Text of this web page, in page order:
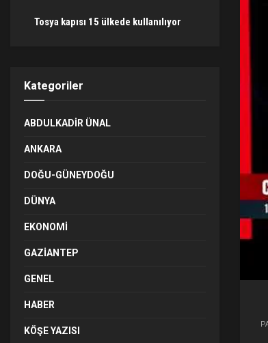
Tosya kapısı 15 ülkede kullanılıyor
Kategoriler
ABDULKADIR ÜNAL
ANKARA
DOĞU-GÜNEYDOĞU
DÜNYA
EKONOMI
GAZIANTEP
GENEL
HABER
KÖŞE YAZISI